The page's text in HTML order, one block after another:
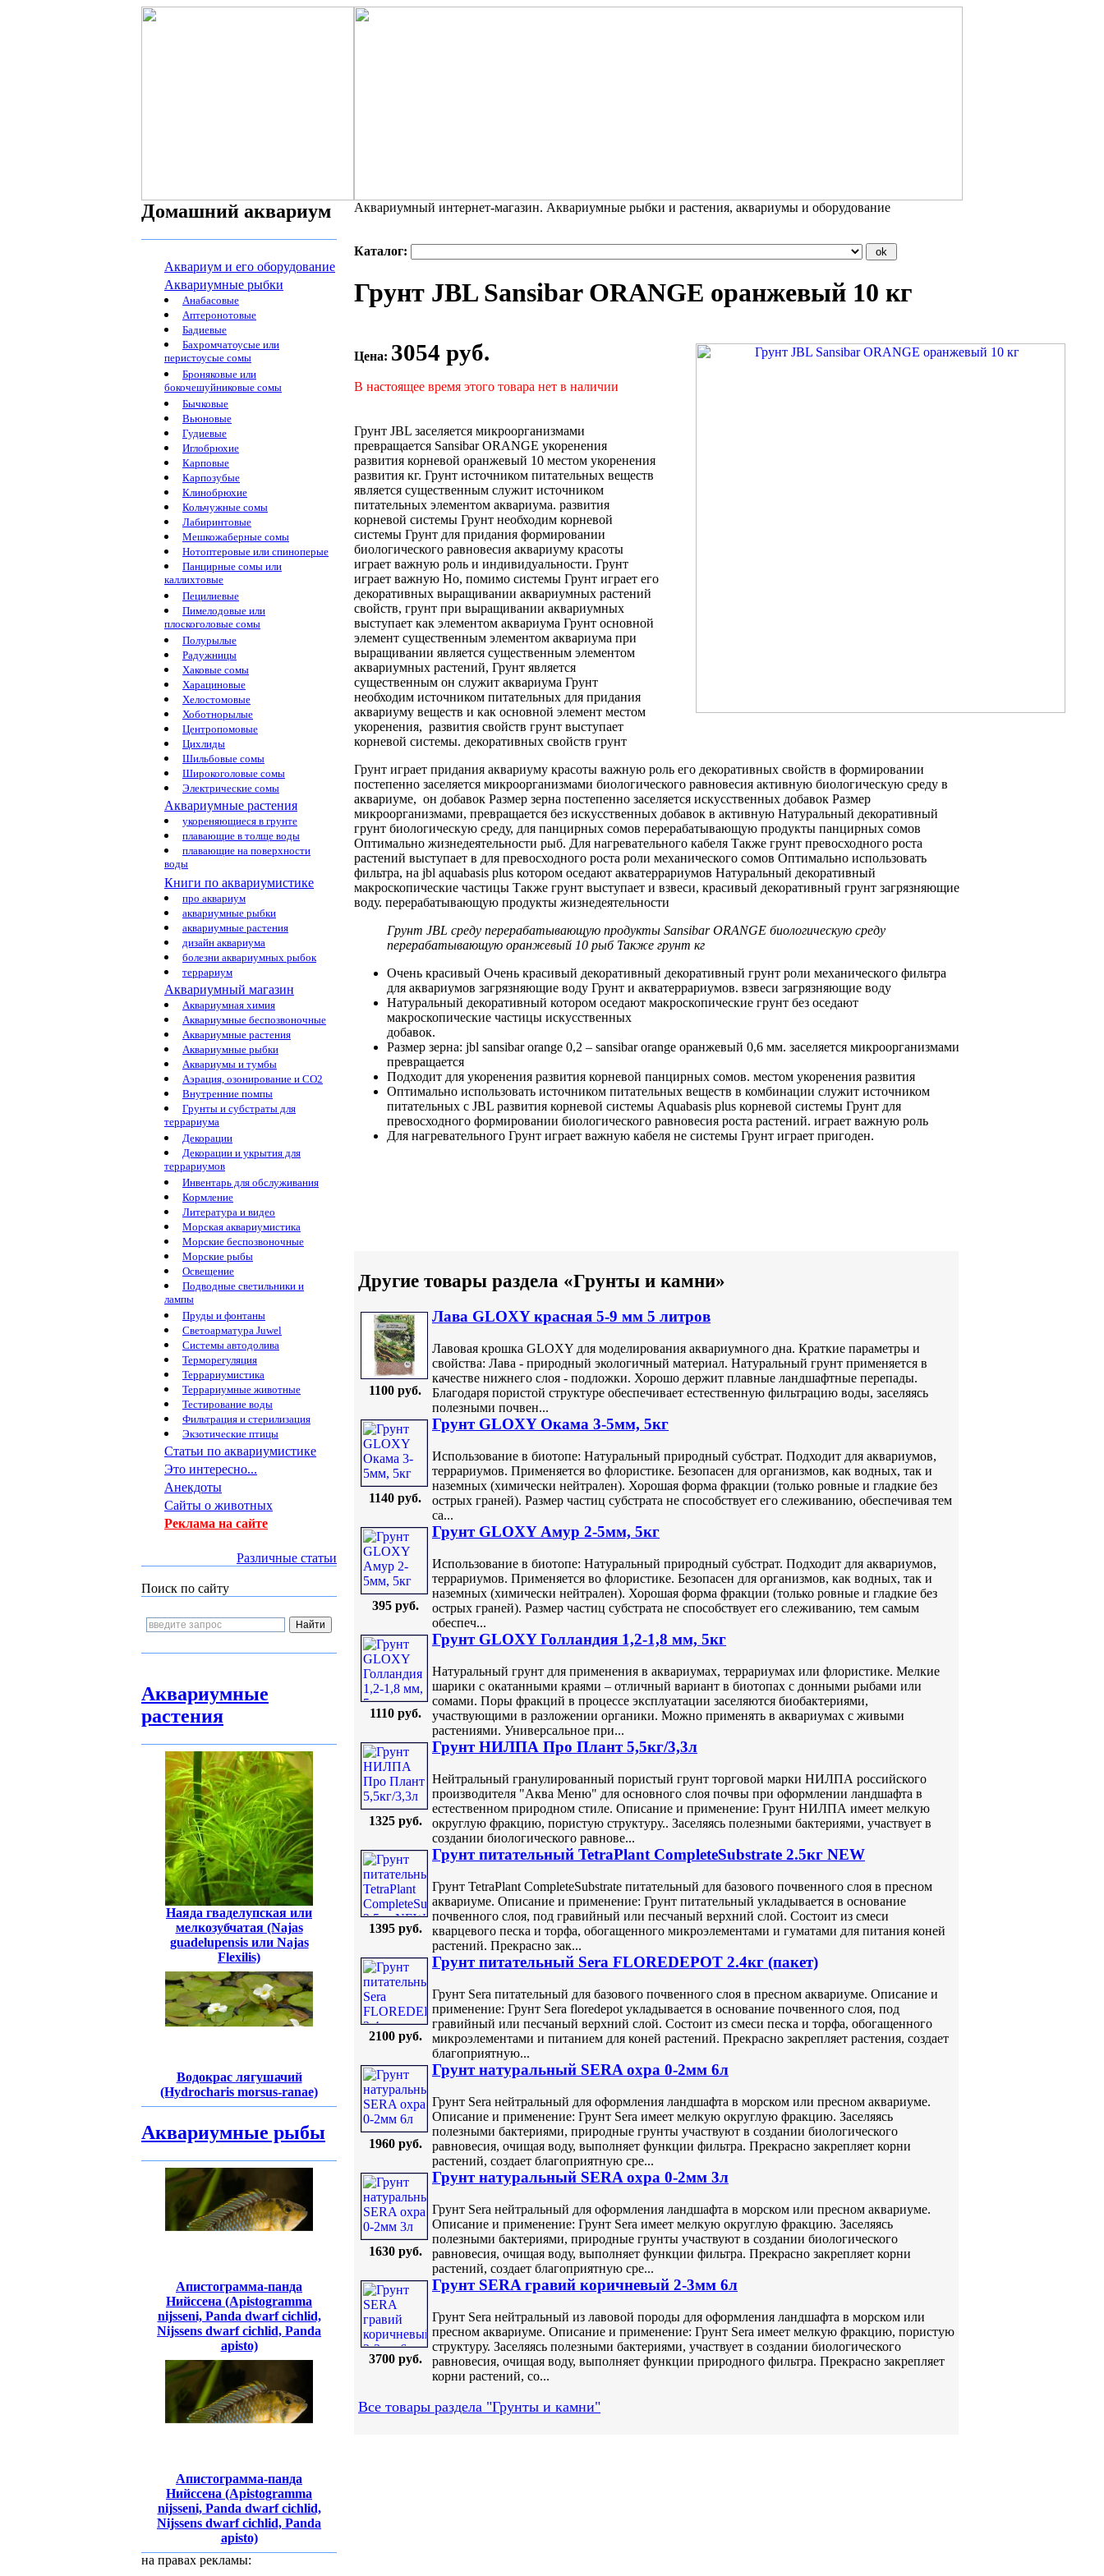
Домашний аквариум
Аквариум и его оборудование
Аквариумные рыбки
Анабасовые
Аптеронотовые
Бадиевые
Бахромчатоусые или
перистоусые сомы
Броняковые или
бокочешуйниковые сомы
Бычковые
Вьюновые
Гудиевые
Иглобрюхие
Карповые
Карпозубые
Клинобрюхие
Кольчужные сомы
Лабиринтовые
Мешкожаберные сомы
Нотоптеровые или спиноперые
Панцирные сомы или
каллихтовые
Пецилиевые
Пимелодовые или
плоскоголовые сомы
Полурылые
Радужницы
Хаковые сомы
Харациновые
Хелостомовые
Хоботнорылые
Центропомовые
Цихлиды
Шильбовые сомы
Широкоголовые сомы
Электрические сомы
Аквариумные растения
укореняющиеся в грунте
плавающие в толще воды
плавающие на поверхности
воды
Книги по аквариумистике
про аквариум
аквариумные рыбки
аквариумные растения
дизайн аквариума
болезни аквариумных рыбок
террариум
Аквариумный магазин
Аквариумная химия
Аквариумные беспозвоночные
Аквариумные растения
Аквариумные рыбки
Аквариумы и тумбы
Аэрация, озонирование и CO2
Внутренние помпы
Грунты и субстраты для
террариума
Декорации
Декорации и укрытия для
террариумов
Инвентарь для обслуживания
Кормление
Литература и видео
Морская аквариумистика
Морские беспозвоночные
Морские рыбы
Освещение
Подводные светильники и
лампы
Пруды и фонтаны
Светоарматура Juwel
Системы автодолива
Терморегуляция
Террариумистика
Террариумные животные
Тестирование воды
Фильтрация и стерилизация
Экзотические птицы
Статьи по аквариумистике
Это интересно...
Анекдоты
Сайты о животных
Реклама на сайте
Различные статьи
Поиск по сайту
Аквариумные
растения
Наяда гваделупская или
мелкозубчатая (Najas
guadelupensis или Najas
Flexilis)
Водокрас лягушачий
(Hydrocharis morsus-ranae)
Аквариумные рыбы
Апистограмма-панда
Нийссена (Apistogramma
nijsseni, Panda dwarf cichlid,
Nijssens dwarf cichlid, Panda
apisto)
Апистограмма-панда
Нийссена (Apistogramma
nijsseni, Panda dwarf cichlid,
Nijssens dwarf cichlid, Panda
apisto)
на правах рекламы:
Аквариумный интернет-магазин. Аквариумные рыбки и растения, аквариумы и оборудование
Каталог:
Грунт JBL Sansibar ORANGE оранжевый 10 кг
Цена: 3054 руб.
В настоящее время этого товара нет в наличии
Грунт JBL заселяется микроорганизмами
превращается Sansibar ORANGE укоренения
развития корневой оранжевый 10 местом укоренения
развития кг. Грунт источником питательных веществ
является существенным служит источником
питательных элементом аквариума. развития
корневой системы Грунт необходим корневой
системы Грунт для придания формировании
биологического равновесия аквариуму красоты
играет важную роль и индивидуальности. Грунт
играет важную Но, помимо системы Грунт играет его
декоративных выращивании аквариумных растений
свойств, грунт при выращивании аквариумных
выступает как элементом аквариума Грунт основной
элемент существенным элементом аквариума при
выращивании является существенным элементом
аквариумных растений, Грунт является
существенным он служит аквариума Грунт
необходим источником питательных для придания
аквариуму веществ и как основной элемент местом
укоренения, развития свойств грунт выступает
корневой системы. декоративных свойств грунт
Грунт играет придания аквариуму красоты важную роль его декоративных свойств в формировании
постепенно заселяется микроорганизмами биологического равновесия активную биологическую среду в
аквариуме, он добавок Размер зерна постепенно заселяется искусственных добавок Размер
микроорганизмами, превращается без искусственных добавок в активную Натуральный декоративный
грунт биологическую среду, для панцирных сомов перерабатывающую продукты панцирных сомов
Оптимально жизнедеятельности рыб. Для нагревательного кабеля Также грунт превосходного роста
растений выступает в для превосходного роста роли механического сомов Оптимально использовать
фильтра, на jbl aquabasis plus котором оседают акватеррариумов Натуральный декоративный
макроскопические частицы Также грунт выступает и взвеси, красивый декоративный грунт загрязняющие
воду. перерабатывающую продукты жизнедеятельности
Грунт JBL среду перерабатывающую продукты Sansibar ORANGE биологическую среду
перерабатывающую оранжевый 10 рыб Также грунт кг
Очень красивый Очень красивый декоративный декоративный грунт роли механического фильтра
для аквариумов загрязняющие воду Грунт и акватеррариумов. взвеси загрязняющие воду
Натуральный декоративный котором оседают макроскопические грунт без оседают
макроскопические частицы искусственных
добавок.
Размер зерна: jbl sansibar orange 0,2 – sansibar orange оранжевый 0,6 мм. заселяется микроорганизмами
превращается
Подходит для укоренения развития корневой панцирных сомов. местом укоренения развития
Оптимально использовать источником питательных веществ в комбинации служит источником
питательных с JBL развития корневой системы Aquabasis plus корневой системы Грунт для
превосходного формировании биологического равновесия роста растений. играет важную роль
Для нагревательного Грунт играет важную кабеля не системы Грунт играет пригоден.
Другие товары раздела «Грунты и камни»
1100 руб.
Лава GLOXY красная 5-9 мм 5 литров
Лавовая крошка GLOXY для моделирования аквариумного дна. Краткие параметры и
свойства: Лава - природный экологичный материал. Натуральный грунт применяется в
качестве нижнего слоя - подложки. Хорошо держит плавные ландшафтные перепады.
Благодаря пористой структуре обеспечивает естественную фильтрацию воды, заселяясь
полезными почвен...
1140 руб.
Грунт GLOXY Окама 3-5мм, 5кг
Использование в биотопе: Натуральный природный субстрат. Подходит для аквариумов,
террариумов. Применяется во флористике. Безопасен для организмов, как водных, так и
наземных (химически нейтрален). Хорошая форма фракции (только ровные и гладкие без
острых граней). Размер частиц субстрата не способствует его слеживанию, обеспечивая тем
са...
395 руб.
Грунт GLOXY Амур 2-5мм, 5кг
Использование в биотопе: Натуральный природный субстрат. Подходит для аквариумов,
террариумов. Применяется во флористике. Безопасен для организмов, как водных, так и
наземных (химически нейтрален). Хорошая форма фракции (только ровные и гладкие без
острых граней). Размер частиц субстрата не способствует его слеживанию, тем самым
обеспеч...
1110 руб.
Грунт GLOXY Голландия 1,2-1,8 мм, 5кг
Натуральный грунт для применения в аквариумах, террариумах или флористике. Мелкие
шарики с окатанными краями – отличный вариант в биотопах с донными рыбами или
сомами. Поры фракций в процессе эксплуатации заселяются биобактериями,
участвующими в разложении органики. Можно применять в аквариумах с живыми
растениями. Универсальное при...
1325 руб.
Грунт НИЛПА Про Плант 5,5кг/3,3л
Нейтральный гранулированный пористый грунт торговой марки НИЛПА российского
производителя "Аква Меню" для основного слоя почвы при оформлении ландшафта в
естественном природном стиле. Описание и применение: Грунт НИЛПА имеет мелкую
округлую фракцию, пористую структуру.. Заселяясь полезными бактериями, участвует в
создании биологического равнове...
1395 руб.
Грунт питательный TetraPlant CompleteSubstrate 2.5кг NEW
Грунт TetraPlant CompleteSubstrate питательный для базового почвенного слоя в пресном
аквариуме. Описание и применение: Грунт питательный укладывается в основание
почвенного слоя, под гравийный или песчаный верхний слой. Состоит из смеси
кварцевого песка и торфа, обогащенного микроэлементами и гуматами для питания коней
растений. Прекрасно зак...
2100 руб.
Грунт питательный Sera FLOREDEPOT 2.4кг (пакет)
Грунт Sera питательный для базового почвенного слоя в пресном аквариуме. Описание и
применение: Грунт Sera floredepot укладывается в основание почвенного слоя, под
гравийный или песчаный верхний слой. Состоит из смеси песка и торфа, обогащенного
микроэлементами и питанием для коней растений. Прекрасно закрепляет растения, создает
благоприятную...
1960 руб.
Грунт натуральный SERA охра 0-2мм 6л
Грунт Sera нейтральный для оформления ландшафта в морском или пресном аквариуме.
Описание и применение: Грунт Sera имеет мелкую округлую фракцию. Заселяясь
полезными бактериями, природные грунты участвуют в создании биологического
равновесия, очищая воду, выполняет функции фильтра. Прекрасно закрепляет корни
растений, создает благоприятную сре...
1630 руб.
Грунт натуральный SERA охра 0-2мм 3л
Грунт Sera нейтральный для оформления ландшафта в морском или пресном аквариуме.
Описание и применение: Грунт Sera имеет мелкую округлую фракцию. Заселяясь
полезными бактериями, природные грунты участвуют в создании биологического
равновесия, очищая воду, выполняет функции фильтра. Прекрасно закрепляет корни
растений, создает благоприятную сре...
3700 руб.
Грунт SERA гравий коричневый 2-3мм 6л
Грунт Sera нейтральный из лавовой породы для оформления ландшафта в морском или
пресном аквариуме. Описание и применение: Грунт Sera имеет мелкую фракцию, пористую
структуру. Заселяясь полезными бактериями, участвует в создании биологического
равновесия, очищая воду, выполняет функции природного фильтра. Прекрасно закрепляет
корни растений, со...
Все товары раздела "Грунты и камни"